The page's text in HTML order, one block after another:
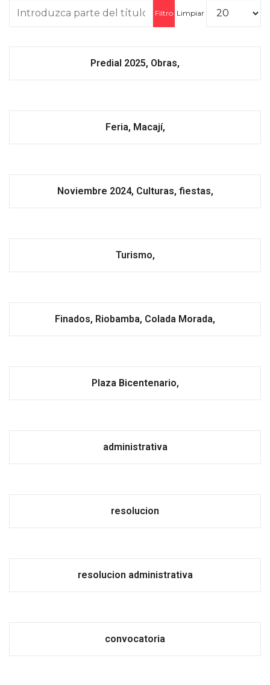
Introduzca parte del título
Filtro Limpiar
Cantidad
Predial 2025, Obras,
Feria, Macají,
Noviembre 2024, Culturas, fiestas,
Turismo,
Finados, Riobamba, Colada Morada,
Plaza Bicentenario,
administrativa
resolucion
resolucion administrativa
convocatoria